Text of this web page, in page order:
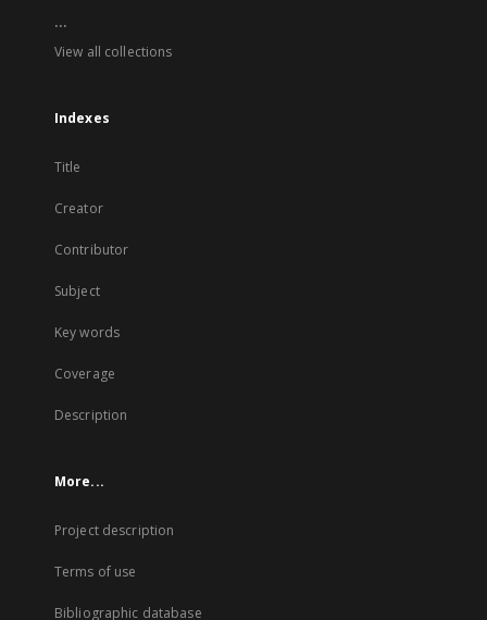
...
View all collections
Indexes
Title
Creator
Contributor
Subject
Key words
Coverage
Description
More...
Project description
Terms of use
Bibliographic database